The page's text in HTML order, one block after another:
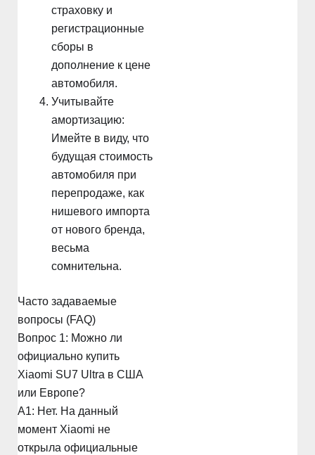
страховку и
регистрационные
сборы в
дополнение к цене
автомобиля.
Учитывайте
амортизацию:
Имейте в виду, что
будущая стоимость
автомобиля при
перепродаже, как
нишевого импорта
от нового бренда,
весьма
сомнительна.
Часто задаваемые
вопросы (FAQ)
Вопрос 1: Можно ли
официально купить
Xiaomi SU7 Ultra в США
или Европе?
A1: Нет. На данный
момент Xiaomi не
открыла официальные